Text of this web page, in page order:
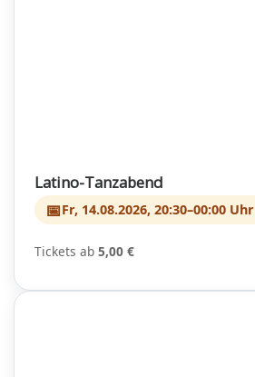
Latino-Tanzabend
📅Fr, 14.08.2026, 20:30–00:00 Uhr
Tickets ab5,00 €